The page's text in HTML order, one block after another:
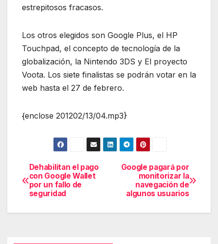
estrepitosos fracasos.
Los otros elegidos son Google Plus, el HP
Touchpad, el concepto de tecnología de la
globalización, la Nintendo 3DS y El proyecto
Voota. Los siete finalistas se podrán votar en la
web hasta el 27 de febrero.
{enclose 201202/13/04.mp3}
Navegación
de
entradas
Google pagará por
monitorizar la
navegación de
algunos usuarios
Dehabilitan el pago
con Google Wallet
por un fallo de
seguridad